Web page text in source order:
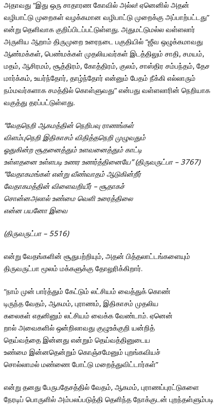
அதாவது “இது ஒரு சாதாரண கோவில் அல்ல! ஏனெனில் அதன்
வழிபாட்டு முறைகள் வழக்கமான வழிபாட்டு முறைக்கு அப்பாற்பட்டது”
என்று தெளிவாக குறிப்பிடப்பட்டுள்ளது. அதுமட்டுமல்ல வள்ளலார்
அருளிய ஆறாம் திருமுறை உரைநடை பகுதியில் “ஜீவ ஒழுக்கமாவது
ஆண்மக்கள், பெண்மக்கள் முதலியவர்கள் இடத்திலும் சாதி, சமயம்,
மதம், ஆசிரமம், சூத்திரம், கோத்திரம், குலம், சாஸ்திர சம்பந்தம், தேச
மார்க்கம், உயர்ந்தோர், தாழ்ந்தோர் என்னும் பேதம் நீக்கி எல்லாரும்
நம்மவர்களாக சமத்தில் கொள்ளுவது” என்பது வள்ளலாரின் நெறியாக
வகுத்து தரப்பட்டுள்ளது.
“வேதநெறி ஆகமத்தின் நெறிபவு ராணங்கள்
விளம்புநெறி இதிகாசம் விதித்தநெறி முழுவதும்
ஓதுகின்ற சூதனைத்தும் உளவனைத்தும் காட்டி
உள்ளதனை உள்ளபடி உணர உணர்த்தினையே” (திருவருட்பா – 3767)
“வேதாகமங்கள் என்று வீண்வாதம் ஆடுகின்றீர்
வேதாகமத்தின் விளைவறியீர் – சூதாகச்
சொன்னஅலால் உண்மை வெளி உரைத்திலை
என்ன பயனோ இவை
(திருவருட்பா – 5516)
என்று வேதங்களின் சூதுபற்றியும், அதன் பித்தலாட்டங்களையும்
திருவருட்பா மூலம் மக்களுக்கு தோலுரிக்கிறார்.
“நாம் முன் பார்த்தும் கேட்டும் லட்சியம் வைத்துக் கொண்
டிருந்த வேதம், ஆகமம், புராணம், இதிகாசம் முதலிய
கலைகள் எதனினும் லட்சியம் வைக்க வேண்டாம். ஏனென்
றால் அவைகளில் ஒன்றிலாவது குழுஉக்குறி யன்றித்
தெய்வத்தை இன்னது என்றும் தெய்வத்தினுடைய
உண்மை இன்னதென்றும் கொஞ்சமேனும் புறங்கவியச்
சொல்லாமல் மண்ணை போட்டு மறைத்துவிட்டார்கள்”
என்று தனது பேருபதேசத்தில் வேதம், ஆகமம், புராணப்புரட்டுகளை
நேரடிப் பொருளில் அம்பலப்படுத்தி தெளிந்த நோக்குடன் புறந்தள்ளும்படி